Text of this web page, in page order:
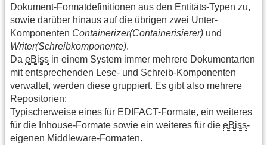
Dokument-Formatdefinitionen aus den Entitäts-Typen zu,
sowie darüber hinaus auf die übrigen zwei Unter-
Komponenten Containerizer(Containerisierer) und
Writer(Schreibkomponente).
Da eBiss in einem System immer mehrere Dokumentarten
mit entsprechenden Lese- und Schreib-Komponenten
verwaltet, werden diese gruppiert. Es gibt also mehrere
Repositorien:
Typischerweise eines für EDIFACT-Formate, ein weiteres
für die Inhouse-Formate sowie ein weiteres für die eBiss-
eigenen Middleware-Formaten.